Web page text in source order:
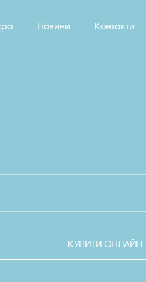
Новини Контакти
КУПИТИ ОНЛАЙН